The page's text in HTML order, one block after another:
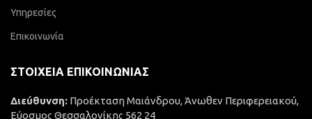
Υπηρεσίες
Επικοινωνία
ΣΤΟΙΧΕΊΑ ΕΠΙΚΟΙΝΩΝΊΑΣ
Διεύθυνση: Προέκταση Μαιάνδρου, Άνωθεν Περιφερειακού,
Εύοσμος Θεσσαλονίκης 562 24